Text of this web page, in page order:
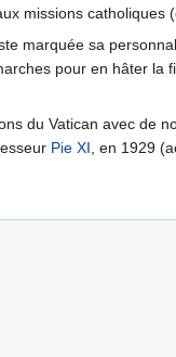
missions catholiques
marquée sa
pour en hâter la
du Vatican avec de
Pie XI, en 1929